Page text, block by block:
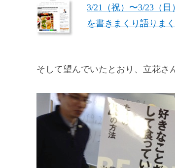
3/21（祝）〜3/23（
を書きまくり語りま
そして望んでいたとおり、立花さ